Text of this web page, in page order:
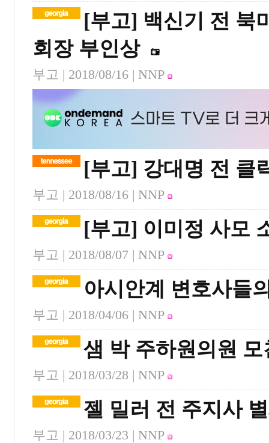
[부고] 백신기 전 북
회장 부인상
부고 | 2018/08/16 | NNP
[부고] 강대명 전 클
부고 | 2018/08/16 | NNP
[부고] 이미정 사모
부고 | 2018/08/07 | NNP
아시안계 변호사들
부고 | 2018/04/06 | NNP
샘 박 주하원의원 모
부고 | 2018/03/28 | NNP
젤 밀러 전 주지사
부고 | 2018/03/23 | NNP